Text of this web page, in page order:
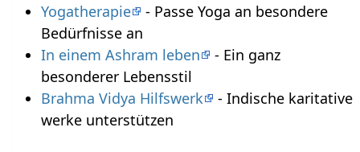
Yogatherapie
- Passe Yoga an besondere
Bedürfnisse an
In einem Ashram leben
- Ein ganz
besonderer Lebensstil
Brahma Vidya Hilfswerk
- Indische karitative
werke unterstützen